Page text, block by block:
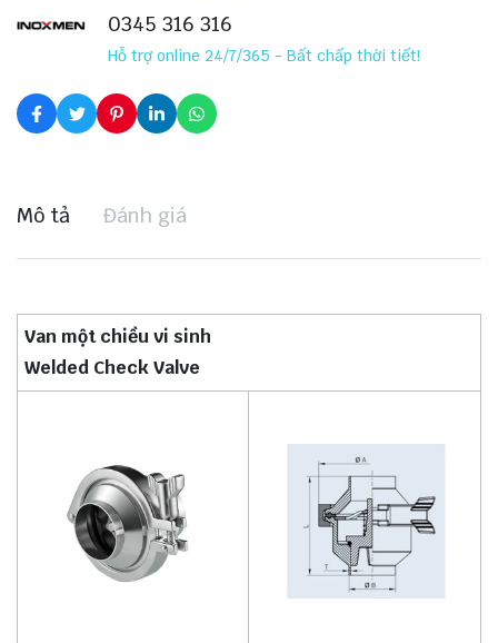
0345 316 316
Hỗ trợ online 24/7/365 - Bất chấp thời tiết!
Mô tả Đánh giá
Van một chiều vi sinh
Welded Check Valve